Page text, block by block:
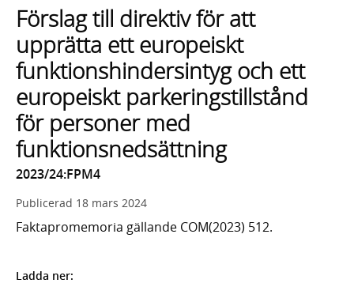
Förslag till direktiv för att
upprätta ett europeiskt
funktionshindersintyg och ett
europeiskt parkeringstillstånd
för personer med
funktionsnedsättning
2023/24:FPM4
Publicerad 18 mars 2024
Faktapromemoria gällande COM(2023) 512.
Ladda ner: